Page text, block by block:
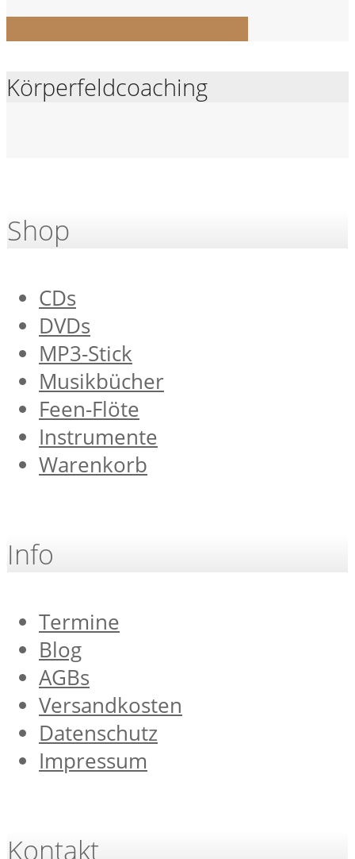
Körperfeldcoaching
Shop
CDs
DVDs
MP3-Stick
Musikbücher
Feen-Flöte
Instrumente
Warenkorb
Info
Termine
Blog
AGBs
Versandkosten
Datenschutz
Impressum
Kontakt